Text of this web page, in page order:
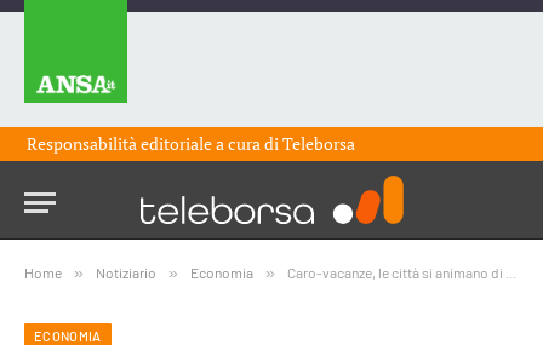
Responsabilità editoriale a cura diTeleborsa
Home » Notiziario » Economia » Caro-vacanze, le città si animano di eventi estivi: musica e cultura per tutti
ECONOMIA